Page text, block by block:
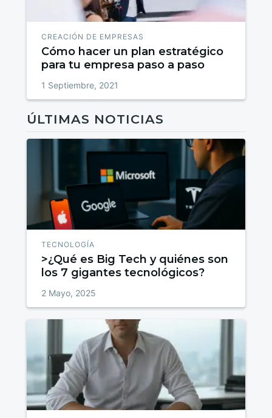
CREACIÓN DE EMPRESAS
Cómo hacer un plan estratégico
para tu empresa paso a paso
1 Septiembre, 2021
ÚLTIMAS NOTICIAS
TECNOLOGÍA
>¿Qué es Big Tech y quiénes son
los 7 gigantes tecnológicos?
2 Mayo, 2025